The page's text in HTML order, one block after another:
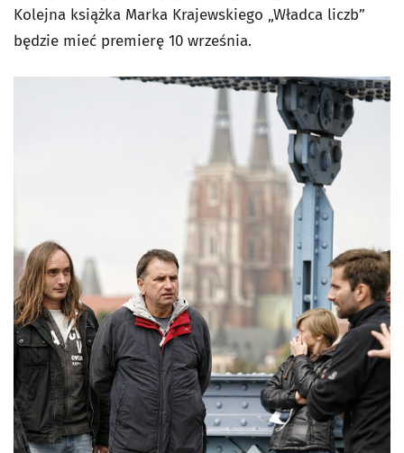
Kolejna książka Marka Krajewskiego „Władca liczb”
będzie mieć premierę 10 września.